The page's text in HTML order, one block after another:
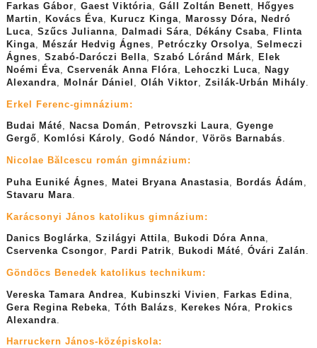
Farkas Gábor, Gaest Viktória, Gáll Zoltán Benett,
Hőgyes
Martin, Kovács Éva, Kurucz Kinga,
Marossy Dóra, Nedró
Luca, Szűcs Julianna, Dalmadi Sára, Dékány Csaba,
Flinta
Kinga, Mészár Hedvig Ágnes, Petróczky Orsolya, Selmeczi
Ágnes, Szabó-Daróczi Bella, Szabó Lóránd Márk,
Elek
Noémi Éva, Cservenák Anna Flóra, Lehoczki Luca,
Nagy
Alexandra, Molnár Dániel , Oláh Viktor, Zsilák-Urbán Mihály.
Erkel Ferenc-gimnázium:
Budai Máté, Nacsa Domán, Petrovszki Laura, Gyenge
Gergő, Komlósi Károly, Godó Nándor, Vörös Barnabás.
Nicolae Bălcescu román gimnázium:
Puha Euniké Ágnes, Matei Bryana Anastasia, Bordás Ádám ,
Stavaru Mara.
Karácsonyi János katolikus gimnázium:
Danics Boglárka, Szilágyi Attila, Bukodi Dóra Anna,
Cservenka Csongor, Pardi Patrik, Bukodi Máté, Óvári Zalán.
Göndöcs Benedek katolikus technikum:
Vereska Tamara Andrea Kubinszki Vivien Farkas Edina
Gera Regina Rebeka
Tóth Balázs Kerekes Nóra
Prokics
Alexandra
Harruckern János-középiskola: